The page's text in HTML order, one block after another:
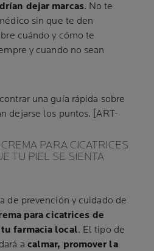
dejar marcas. No te
sin que te den
cuándo y cómo te
y cuando no sean
una guía rápida sobre
dejarse los puntos. [ART-
PARA CICATRICES
TU PIEL SE SIENTA
de prevención y cuidado de
para cicatrices de
farmacia local. El tipo de
a calmar, promover la